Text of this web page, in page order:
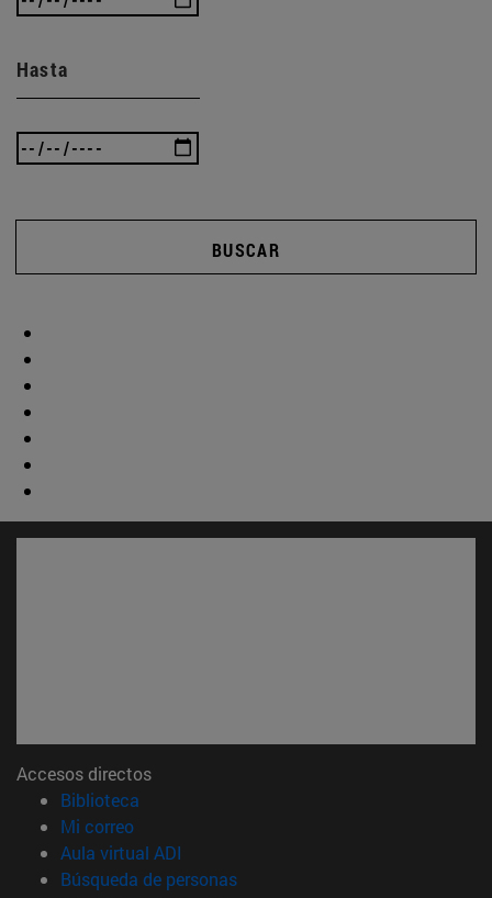
Hasta
BUSCAR
Accesos directos
Biblioteca
Mi correo(abre en nueva ventana)
Aula virtual ADI
Búsqueda de personas(abre en nueva ventana)